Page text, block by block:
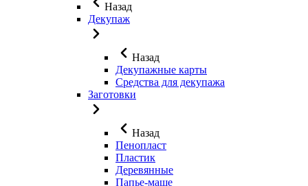
Назад
Декупаж
Назад
Декупажные карты
Средства для декупажа
Заготовки
Назад
Пенопласт
Пластик
Деревянные
Папье-маше